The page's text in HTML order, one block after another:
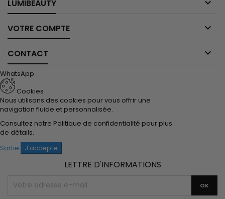
LUMIBEAUTY 
VOTRE COMPTE 
CONTACT 
WhatsApp
Cookies
Nous utilisons des cookies pour vous offrir une
navigation fluide et personnalisée.
Consultez notre Politique de confidentialité pour plus
de détails.
Sortie
J'accepte
LETTRE D'INFORMATIONS